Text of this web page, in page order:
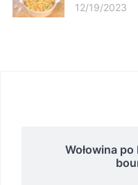
12/19/2023
Wołowina